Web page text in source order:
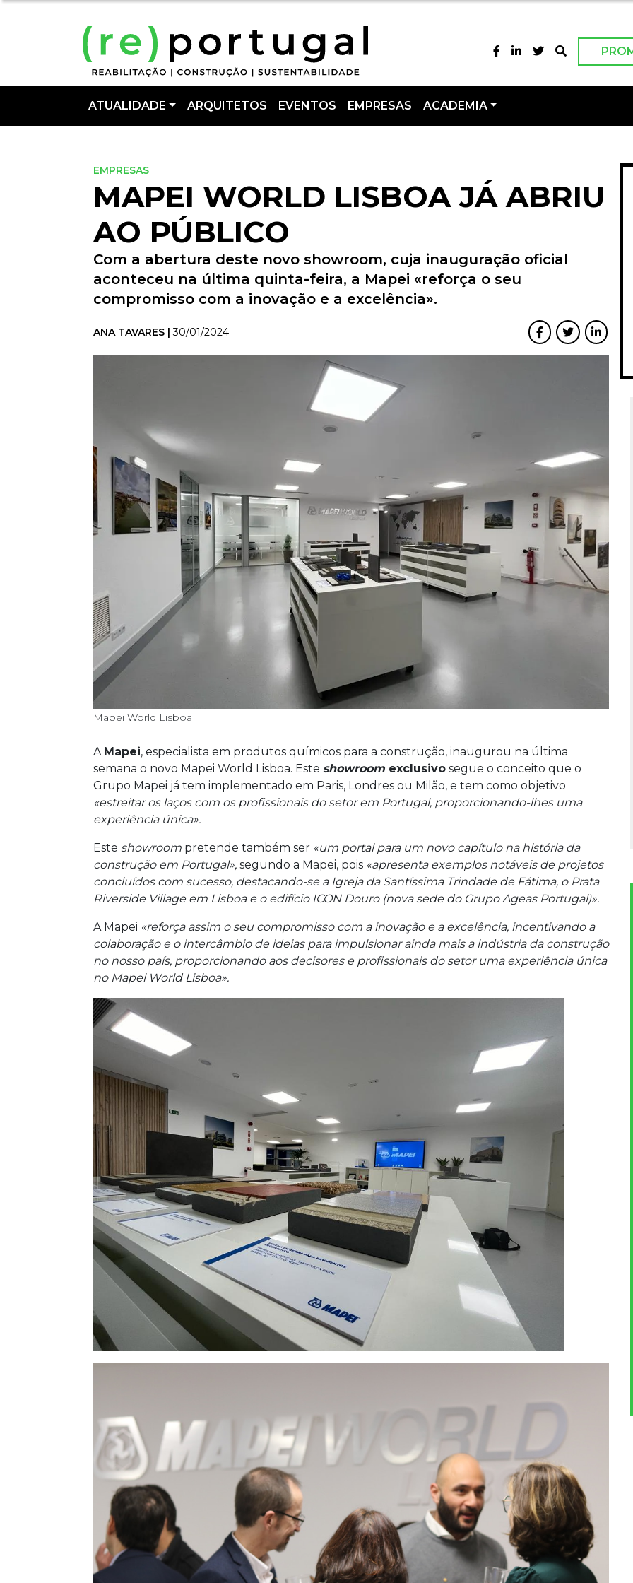
ATUALIDADE ARQUITETOS EVENTOS EMPRESAS ACADEMIA
EMPRESAS
MAPEI WORLD LISBOA JÁ ABRIU
AO PÚBLICO
Com a abertura deste novo showroom, cuja inauguração oficial
aconteceu na última quinta-feira, a Mapei «reforça o seu
compromisso com a inovação e a excelência».
ANA TAVARES |30/01/2024
Mapei World Lisboa
A Mapei, especialista em produtos químicos para a construção, inaugurou na última
semana o novo Mapei World Lisboa. Este showroom exclusivo segue o conceito que o
Grupo Mapei já tem implementado em Paris, Londres ou Milão, e tem como objetivo
«estreitar os laços com os profissionais do setor em Portugal, proporcionando-lhes uma
experiência única».
Este showroom pretende também ser «um portal para um novo capítulo na história da
construção em Portugal», segundo a Mapei, pois «apresenta exemplos notáveis de projetos
concluídos com sucesso, destacando-se a Igreja da Santíssima Trindade de Fátima, o Prata
Riverside Village em Lisboa e o edifício ICON Douro (nova sede do Grupo Ageas Portugal)».
A Mapei «reforça assim o seu compromisso com a inovação e a excelência, incentivando a
colaboração e o intercâmbio de ideias para impulsionar ainda mais a indústria da construção
no nosso país, proporcionando aos decisores e profissionais do setor uma experiência única
no Mapei World Lisboa».